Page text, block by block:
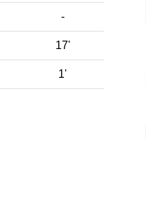
-
17'
1'